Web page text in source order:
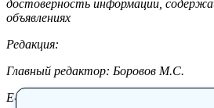
достоверность информации,
объявлениях
Редакция:
Главный редактор: Боровов М.С.
E-mail: site@vestnik.net,